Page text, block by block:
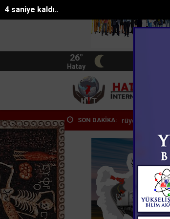
2 saniye kaldı..
26°
Hatay
SON DAKİKA:
Eyüp Can davası sürüyor Manavgat